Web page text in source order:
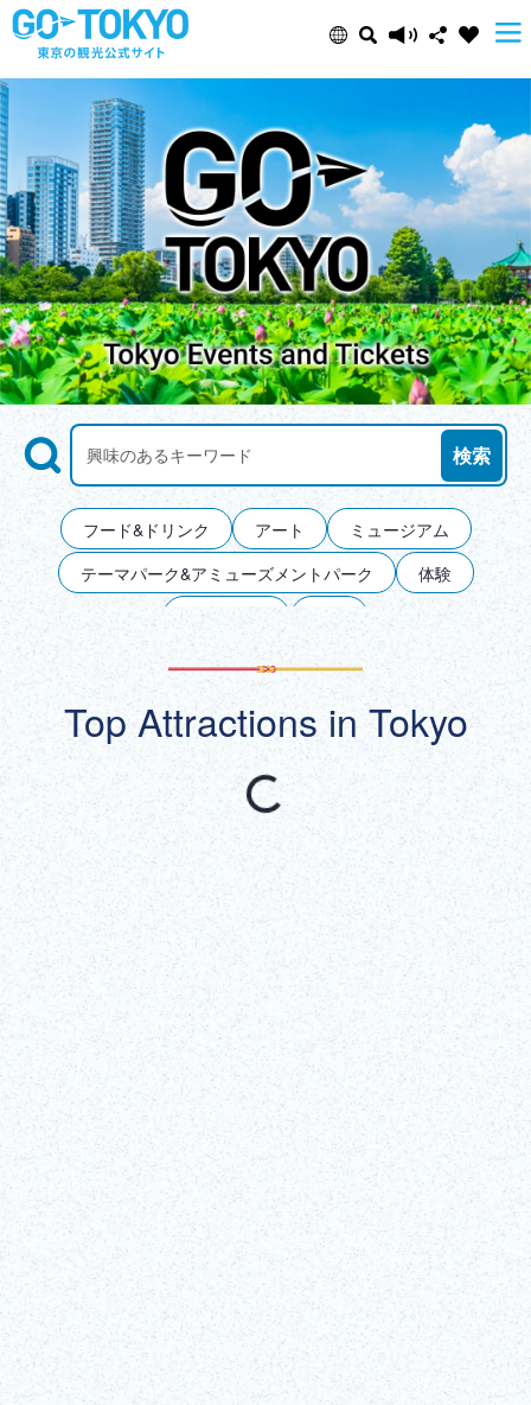
Select Language
日本語
ENGLISH
中文(简体)
中文(繁體/正體)
한글
ภาษาไทย
DEUTSCH
ITALIANO
ESPAÑOL
FRANÇAIS
Share this page
Facebook
X (Twitter)
Email
Copy URL
Search
観光スポットをキーワードで検索しよう
検索
フード&ドリンク アート
ミュージアム
テーマパーク&アミューズメントパーク
体験
エンターテインメント&スポーツ
ナイトライフ
食事制限対応
東京駅＆丸の内
渋谷＆青山＆表参道
六本木
多摩&島しょ
Top Attractions in Tokyo